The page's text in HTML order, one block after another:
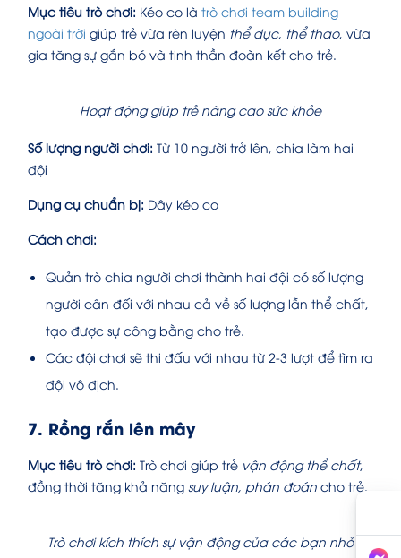
Mục tiêu trò chơi: Kéo co là trò chơi team building
ngoài trời giúp trẻ vừa rèn luyện thể dục, thể thao, vừa
gia tăng sự gắn bó và tinh thần đoàn kết cho trẻ.
Hoạt động giúp trẻ nâng cao sức khỏe
Số lượng người chơi: Từ 10 người trở lên, chia làm hai
đội
Dụng cụ chuẩn bị: Dây kéo co
Cách chơi:
Quản trò chia người chơi thành hai đội có số lượng
người cân đối với nhau cả về số lượng lẫn thể chất,
tạo được sự công bằng cho trẻ.
Các đội chơi sẽ thi đấu với nhau từ 2-3 lượt để tìm ra
đội vô địch.
7. Rồng rắn lên mây
Mục tiêu trò chơi: Trò chơi giúp trẻ vận động thể chất,
đồng thời tăng khả năng suy luận, phán đoán cho trẻ.
Trò chơi kích thích sự vận động của các bạn nhỏ